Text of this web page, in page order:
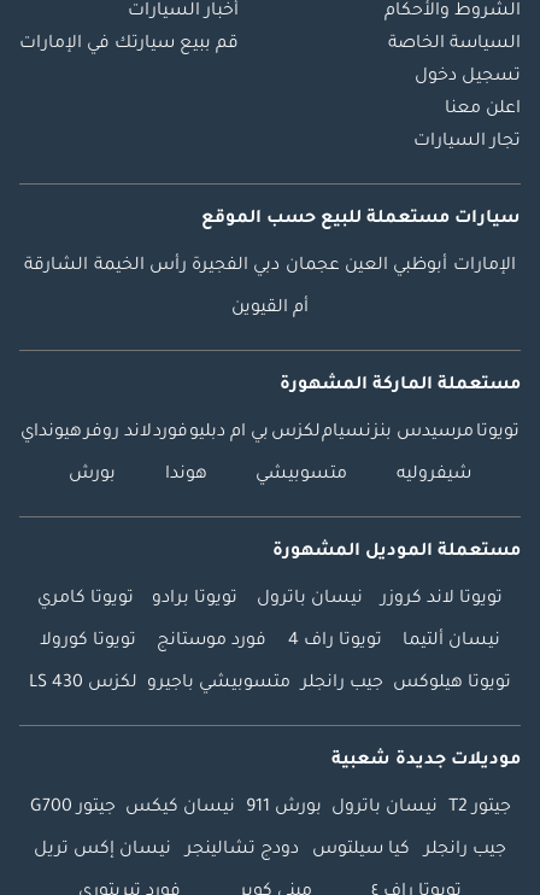
الشروط والأحكام
السياسة الخاصة
تسجيل دخول
اعلن معنا
تجار السيارات
أخبار السيارات
قم ببيع سيارتك في الإمارات
سيارات مستعملة للبيع حسب الموقع
الإمارات أبوظبي العين عجمان دبي الفجيرة رأس الخيمة الشارقة
أم القيوين
مستعملة الماركة المشهورة
تويوتا مرسيدس بنزنسياملكزس بي ام دبليوفوردلاند روفرهيونداي
شيفروليه متسوبيشي هوندا بورش
مستعملة الموديل المشهورة
تويوتا لاند كروزر نيسان باترول تويوتا برادو تويوتا كامري
نيسان ألتيما تويوتا راف 4 فورد موستانج تويوتا كورولا
تويوتا هيلوكس جيب رانجلر متسوبيشي باجيرو لكزس LS 430
موديلات جديدة شعبية
جيتور T2 نيسان باترول بورش 911 نيسان كيكس جيتور G700
جيب رانجلر كيا سيلتوس دودج تشالينجر نيسان إكس تريل